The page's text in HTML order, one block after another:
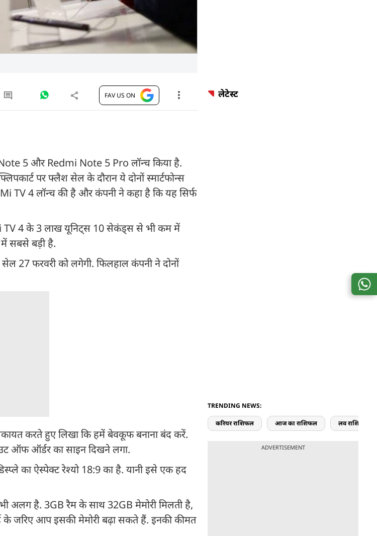
FAV US ON
Note 5 और Redmi Note 5 Pro लॉन्च किया है.
पर फ्लैश सेल के दौरान ये दोनों स्मार्टफोन्स
TV 4 लॉन्च की है और कंपनी ने कहा है कि यह सिर्फ
TV 4 के 3 लाख यूनिट्स 10 सेकंड्स से भी कम में
में सबसे बड़ी है.
फरवरी को लगेगी. फिलहाल कंपनी ने दोनों
करते हुए लिखा कि हमें बेवकूफ बनाना बंद करें.
ऑफ ऑर्डर का साइन दिखने लगा.
का ऐस्पेक्ट रेश्यो 18:9 का है. यानी इसे एक हद
अलग है. 3GB रैम के साथ 32GB मेमोरी मिलती है,
के जरिए आप इसकी मेमोरी बढ़ा सकते हैं. इनकी कीमत
लेटेस्ट
TRENDING NEWS:
करियर राशिफल आज का राशिफल लव राशिफल
ADVERTISEMENT